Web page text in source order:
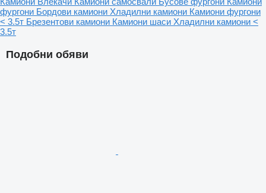
Подобни обяви
фургони Бордови камиони Хладилни камиони Камиони фургони
< 3.5т Брезентови камиони Камиони шаси Хладилни камиони <
3.5т